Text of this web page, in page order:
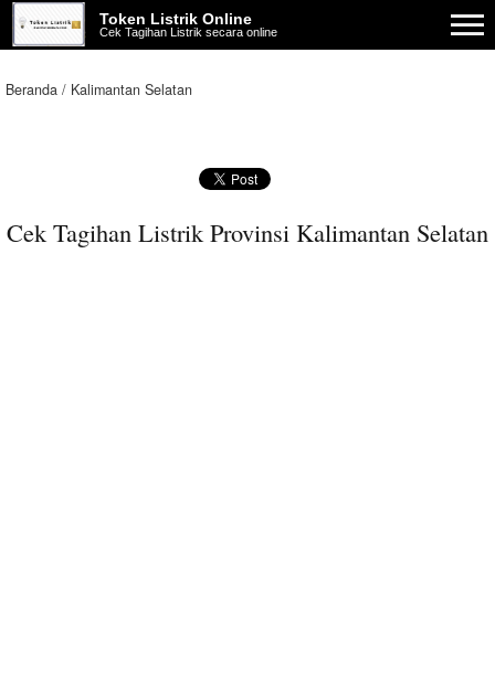
Token Listrik Online
Cek Tagihan Listrik secara online
Beranda Kalimantan Selatan
Cek Tagihan Listrik Provinsi Kalimantan Selatan